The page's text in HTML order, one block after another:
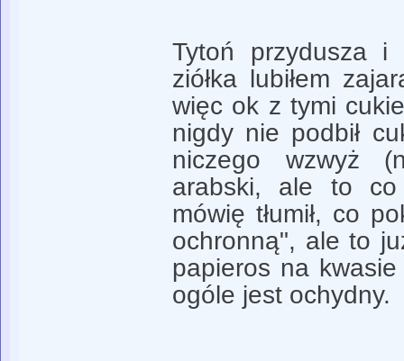
Tytoń przydusza
ziółka lubiłem
więc ok z tymi
nigdy nie podbił
niczego wzwyż
arabski, ale to co
mówię tłumił, co
ochronną", ale to
papieros na
ogóle jest ochydny.